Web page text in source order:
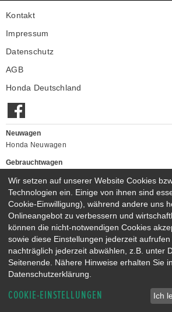
Zurück zur Portalseite
Kontakt
Impressum
Datenschutz
AGB
Honda Deutschland
Neuwagen
Honda Neuwagen
Gebrauchtwagen
Honda Vorführwagen
Gesamtbestand
NEUWAGENMODELLE
HONDA JAZZ E:HEV
HONDA
HONDA PRELUDE E:HEV
HONDA HR-
HONDA ZR-V E:HEV
HONDA CR-V
Wir setzen auf unserer Website Cookies
Technologien ein. Einige von ihnen sind
Cookie-Einwilligung), während andere uns
Onlineangebot zu verbessern und
können die nicht-notwendigen Cookies
sowie diese Einstellungen jederzeit
nachträglich jederzeit abwählen, z.B. unter
Seitenende. Nähere Hinweise erhalten Sie
Datenschutzerklärung.
COOKIE-EINSTELLUNGEN Ich